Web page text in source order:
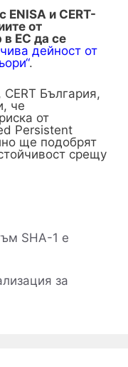
ENISA и CERT-
от
в ЕС да се
дейност от
.
България,
че
от
Persistent
ще подобрят
срещу
SHA-1 е
за